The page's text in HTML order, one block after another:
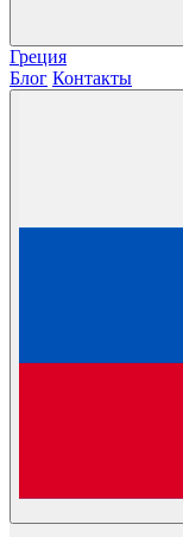
Греция
Блог Контакты